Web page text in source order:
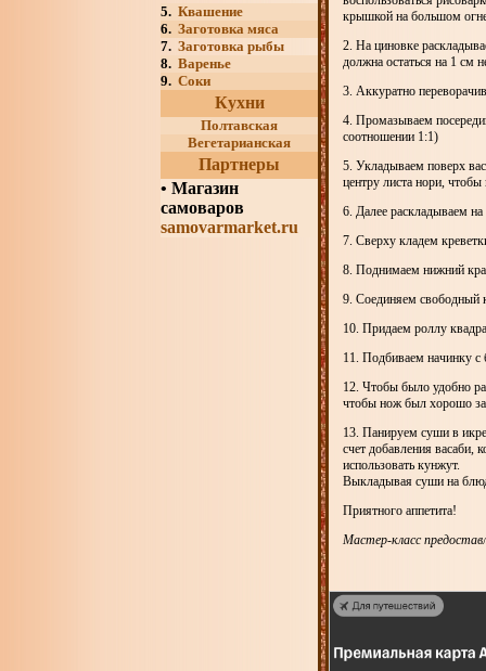
5. Квашение
6. Заготовка мяса
7. Заготовка рыбы
8. Варенье
9. Соки
Кухни
Полтавская
Вегетарианская
Партнеры
• Магазин
самоваров
samovarmarket.ru
крышкой на большом
2. На циновке
должна остаться на 1 см
3. Аккуратно
4. Промазываем
соотношении 1:1)
5. Укладываем поверх
центру листа нори,
6. Далее раскладываем
7. Сверху кладем
8. Поднимаем нижний
9. Соединяем свободный
10. Придаем роллу
11. Подбиваем начинку
12. Чтобы было удобно
чтобы нож был хорошо
13. Панируем суши в
счет добавления васаби,
использовать кунжут.
Выкладывая суши на
Приятного аппетита!
Мастер-класс